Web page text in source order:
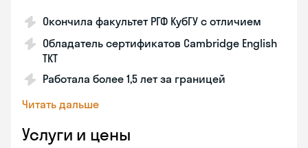
Окончила факультет РГФ КубГУ с отличием
Обладатель сертификатов Cambridge English
TKT
Работала более 1,5 лет за границей
Читать дальше
Услуги и цены